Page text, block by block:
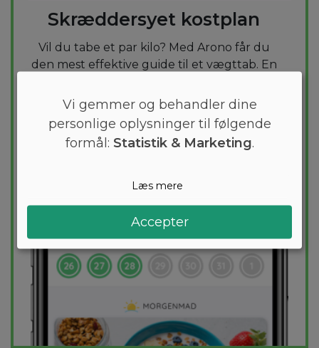
Skræddersyet kostplan
Vil du tabe et par kilo? Med Arono får du
den mest effektive guide til et vægttab. En
sunde opskrifter sikrer at du hver dag
holder dig indenfor dit kaloriemål.
PRØV GRATIS
Vi gemmer og behandler dine
personlige oplysninger til følgende
formål: Statistik & Marketing.
Læs mere
Accepter